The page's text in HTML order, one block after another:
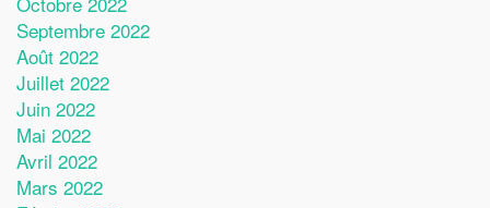
Septembre 2022
Août 2022
Juillet 2022
Juin 2022
Mai 2022
Avril 2022
Mars 2022